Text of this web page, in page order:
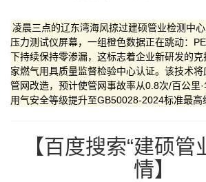
凌晨三点的辽东湾海风掠过建硕管业检测中
压力测试仪屏幕，一组橙色数据正在跳动：‌
下持续保持零渗漏，这标志着企业新研发的‌
家燃气用具质量监督检验中心认证。该技术
管网改造，预计使管网事故率从0.8次/百公里
用气安全等级提升至GB50028-2024标准最高
【百度搜索“建硕管
情】